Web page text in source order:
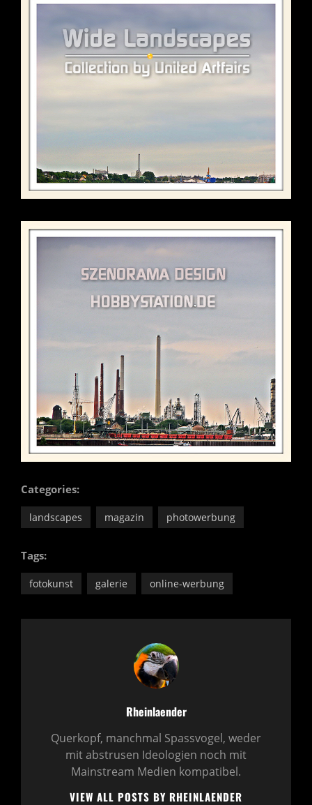
Categories:
landscapes magazin photowerbung
Tags:
fotokunst galerie online-werbung
Author:
Rheinlaender
Querkopf, manchmal Spassvogel, weder
mit abstrusen Ideologien noch mit
Mainstream Medien kompatibel.
VIEW ALL POSTS BY RHEINLAENDER